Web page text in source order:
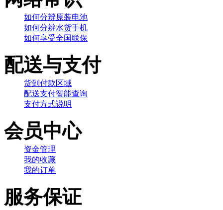
如何分辨原装电池
如何分辨水货手机
如何享受全国联保
配送与支付
货到付款区域
配送支付智能查询
支付方式说明
会员中心
资金管理
我的收藏
我的订单
服务保证